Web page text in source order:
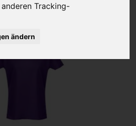
Tracking-
ändern